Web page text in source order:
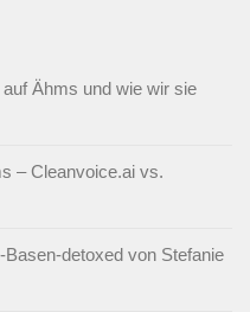
Ähms und wie wir sie
– Cleanvoice.ai vs.
detoxed von Stefanie